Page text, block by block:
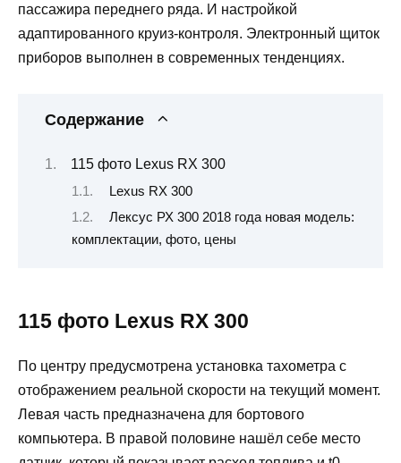
пассажира переднего ряда. И настройкой
адаптированного круиз-контроля. Электронный щиток
приборов выполнен в современных тенденциях.
Содержание
115 фото Lexus RX 300
Lexus RX 300
Лексус РХ 300 2018 года новая модель:
комплектации, фото, цены
115 фото Lexus RX 300
По центру предусмотрена установка тахометра с
отображением реальной скорости на текущий момент.
Левая часть предназначена для бортового
компьютера. В правой половине нашёл себе место